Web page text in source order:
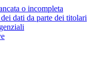
o incompleta
dati da parte dei titolari